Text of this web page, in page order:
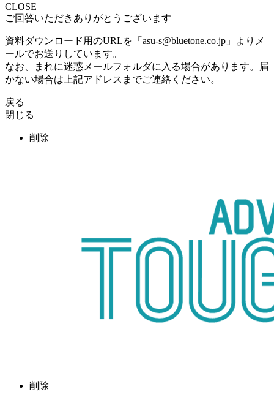
CLOSE
ご回答いただきありがとうございます
資料ダウンロード用のURLを「asu-s@bluetone.co.jp」よりメ
ールでお送りしています。
なお、まれに迷惑メールフォルダに入る場合があります。届
かない場合は上記アドレスまでご連絡ください。
戻る
閉じる
削除
削除